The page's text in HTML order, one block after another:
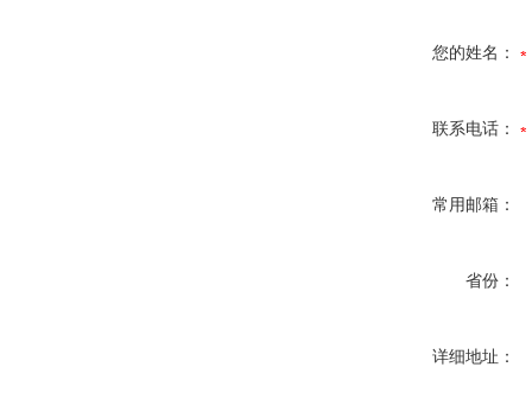
您的姓名：
联系电话：
常用邮箱：
省份：
详细地址：